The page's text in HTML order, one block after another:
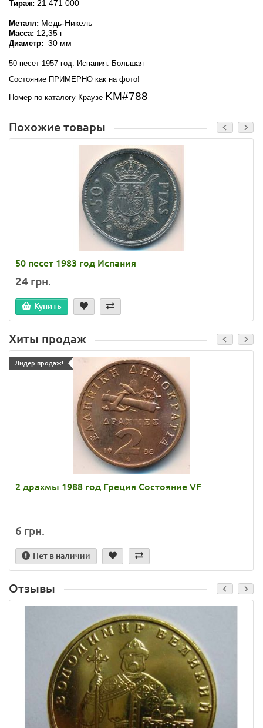
Тираж: 21 471 000
Металл: Медь-Никель
Масса: 12,35 г
Диаметр: 30 мм
50 песет 1957 год. Испания. Большая
Состояние ПРИМЕРНО как на фото!
Номер по каталогу Краузе KM#788
Похожие товары
50 песет 1983 год Испания
24 грн.
Купить
Хиты продаж
Лидер продаж!
2 драхмы 1988 год Греция Состояние VF
6 грн.
Нет в наличии
Отзывы